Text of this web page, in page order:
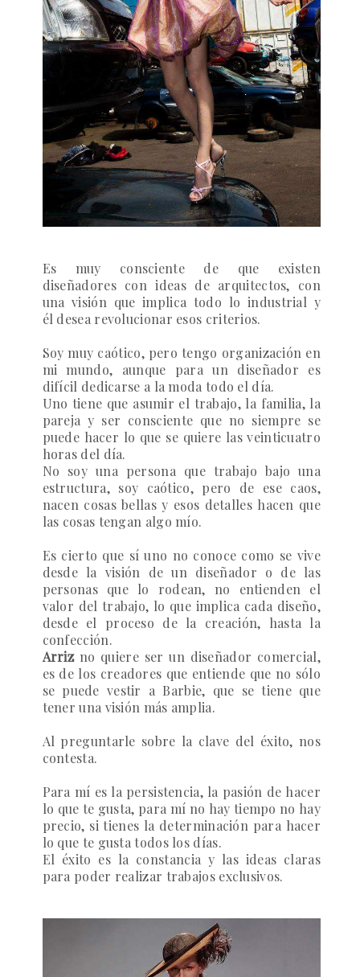
Es muy consciente de que existen
diseñadores con ideas de arquitectos, con
una visión que implica todo lo industrial y
él desea revolucionar esos criterios.
Soy muy caótico, pero tengo organización en
mi mundo, aunque para un diseñador es
difícil dedicarse a la moda todo el día.
Uno tiene que asumir el trabajo, la familia, la
pareja y ser consciente que no siempre se
puede hacer lo que se quiere las veinticuatro
horas del día.
No soy una persona que trabajo bajo una
estructura, soy caótico, pero de ese caos,
nacen cosas bellas y esos detalles hacen que
las cosas tengan algo mío.
Es cierto que sí uno no conoce como se vive
desde la visión de un diseñador o de las
personas que lo rodean, no entienden el
valor del trabajo, lo que implica cada diseño,
desde el proceso de la creación, hasta la
confección.
Arriz no quiere ser un diseñador comercial,
es de los creadores que entiende que no sólo
se puede vestir a Barbie, que se tiene que
tener una visión más amplia.
Al preguntarle sobre la clave del éxito, nos
contesta.
Para mí es la persistencia, la pasión de hacer
lo que te gusta, para mí no hay tiempo no hay
precio, si tienes la determinación para hacer
lo que te gusta todos los días.
El éxito es la constancia y las ideas claras
para poder realizar trabajos exclusivos.